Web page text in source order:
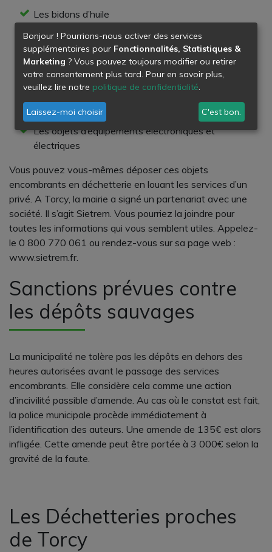
Les bidons d’huile
Les batteries
Les pièces de voitures
Les déchets verts
Les grillages
Les pots de peinture
Les gravats
Les objets d’équipements électroniques et
électriques
Vous pouvez vous-mêmes déposer ces objets
encombrants en déchetterie en louant les services d’un
privé. A Torcy, la mairie a signé un partenariat avec une
société. Il s’agit Sietrem. Vous pourriez la joindre pour
toutes les informations qui vous semblent utiles. Appelez-
le 0 800 770 061 ou rendez-vous sur sa page web :
www.sietrem.fr.
Sanctions prévues contre
les dépôts sauvages
La municipalité ne tolère pas les dépôts en dehors des
heures autorisées avant le passage des services
encombrants. Elle considère cela comme une action
d’incivilité passible d’amende. Au cas où le constat est fait,
la police municipale procède immédiatement à
l’identification des auteurs. Une amende de 135€ est alors
infligée. Cette amende peut être portée à 3 000€ selon la
gravité de la faute.
Les Déchetteries proches
de Torcy
Bonjour ! Pourrions-nous activer des services
supplémentaires pour Fonctionnalités, Statistiques &
Marketing ? Vous pouvez toujours modifier ou retirer
votre consentement plus tard. Pour en savoir plus,
veuillez lire notre politique de confidentialité.
Laissez-moi choisir C'est bon.